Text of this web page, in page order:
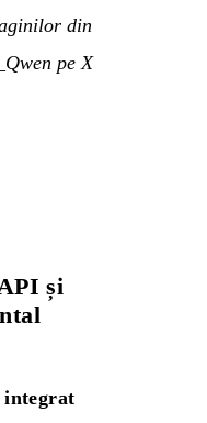
din
pe X
și
integrat